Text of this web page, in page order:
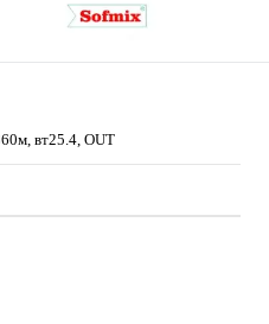
вт25.4, OUT